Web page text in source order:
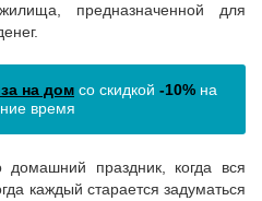
предназначенной для
на дом со скидкой -10% на
время
праздник, когда вся
каждый старается задуматься